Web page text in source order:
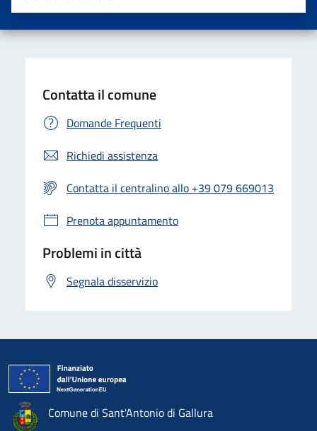
Valuta 5 stelle su 5
Valuta 4 stelle su 5
Valuta 3 stelle su 5
Valuta 2 stelle su 5
Valuta una stella su 5
Contatta il comune
Domande Frequenti
Richiedi assistenza
Contatta il centralino allo +39 079 669013
Prenota appuntamento
Problemi in città
Segnala disservizio
Comune di Sant'Antonio di Gallura